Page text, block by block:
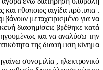
ηθοποιός αιγίδα πρότυπα .
μεταχειρισμένο για να
διαφημίσεις βρέθηκε κατά
και να αναλύσω την
της διαφήμιση κίνημα .
συνομιλία , ηλεκτρονικό